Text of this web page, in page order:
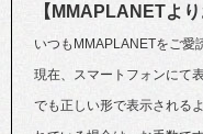
【MMAPLANETより
いつもMMAPLANETをご愛
現在、スマートフォンにて
でも正しい形で表示される